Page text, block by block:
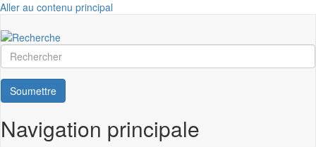
Aller au contenu principal
Rechercher
Soumettre
Navigation principale